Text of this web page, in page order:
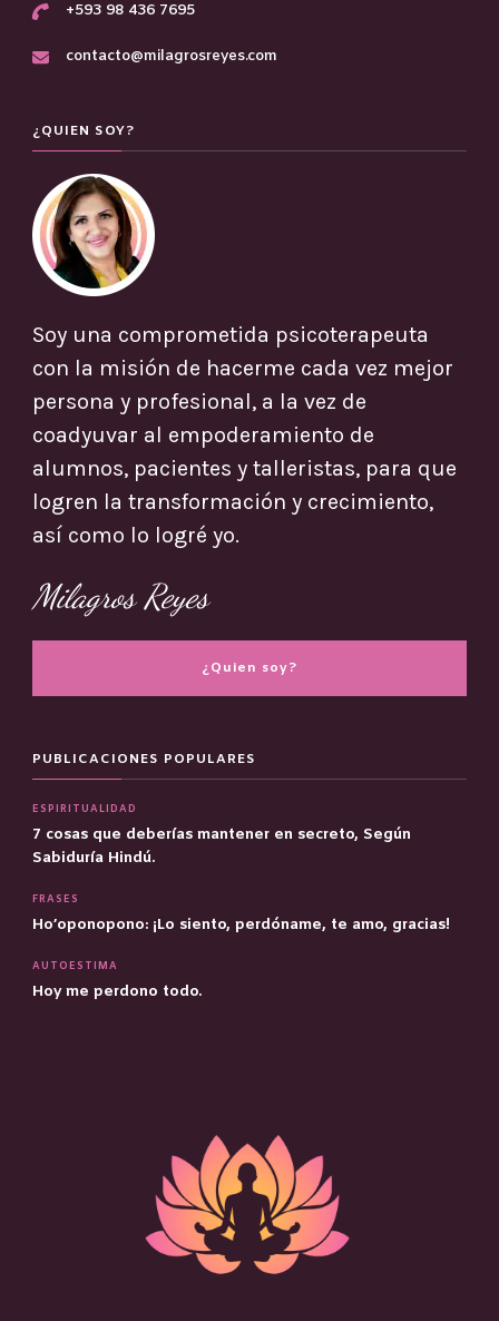
+593 98 436 7695
contacto@milagrosreyes.com
¿QUIEN SOY?
Soy una comprometida psicoterapeuta
con la misión de hacerme cada vez mejor
persona y profesional, a la vez de
coadyuvar al empoderamiento de
alumnos, pacientes y talleristas, para que
logren la transformación y crecimiento,
así como lo logré yo.
Milagros Reyes
¿Quien soy?
PUBLICACIONES POPULARES
ESPIRITUALIDAD
7 cosas que deberías mantener en secreto, Según
Sabiduría Hindú.
FRASES
Ho’oponopono: ¡Lo siento, perdóname, te amo, gracias!
AUTOESTIMA
Hoy me perdono todo.